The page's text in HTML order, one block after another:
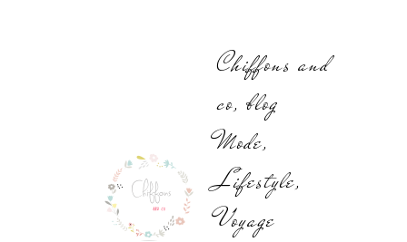
Chiffons and
co, blog
Mode,
Lifestyle,
Voyage